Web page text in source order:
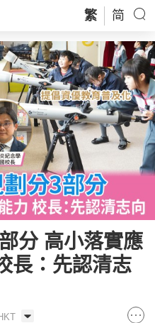
繁 简
分 高小落實應
長：先認清志